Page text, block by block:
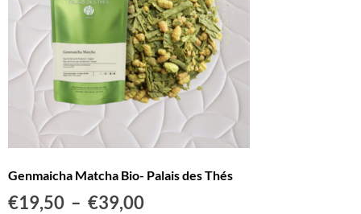
Genmaicha Matcha Bio- Palais des Thés
€19,50 – €39,00